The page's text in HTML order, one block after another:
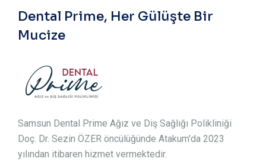
Dental Prime, Her Gülüşte Bir
Mucize
Samsun Dental Prime Ağız ve Diş Sağlığı Polikliniği
Doç. Dr. Sezin ÖZER öncülüğünde Atakum'da 2023
yılından itibaren hizmet vermektedir.